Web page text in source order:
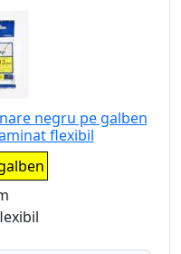
negru pe galben
flexibil